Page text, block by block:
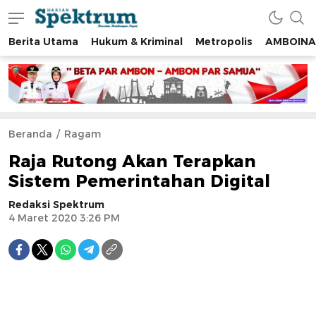
spektrumonline.com
Berita Utama Hukum & Kriminal Metropolis AMBOINA
Beranda Ragam
Raja Rutong Akan Terapkan
Sistem Pemerintahan Digital
Redaksi Spektrum
4 Maret 2020 3:26 PM